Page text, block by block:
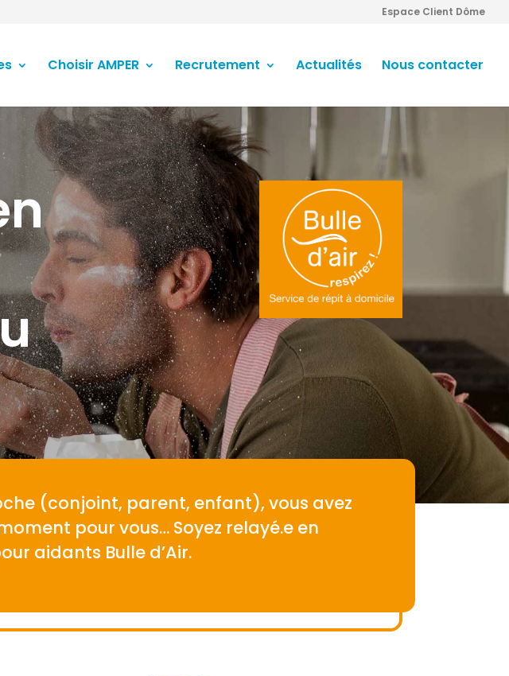
Espace Client Dôme
Choisir AMPER Recrutement Actualités Nous contacter
(conjoint, parent, enfant), vous avez
pour vous… Soyez relayé.e en
aidants Bulle d’Air.